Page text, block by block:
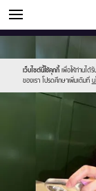
ข่าวบันเทิง
เว็บไซต์นี้ใช้คุกกี้ เพื่อให้ท่านได้
ของเรา โปรดศึกษาเพิ่มเติมที่ น
//s.isanook.com/
new-
sanook.png
//s.isanook.com/ns/